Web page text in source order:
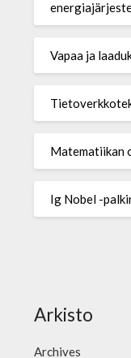
Vapaa ja
Matematiikan
Ig Nobel -
Arkisto
Archives